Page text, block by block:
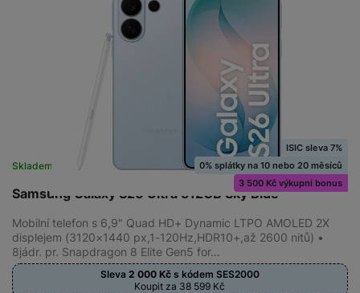
Samsung Galaxy S26 Ultra 512GB Sky Blue
Skladem na 8 prodejnách
ISIC sleva 7%
0% splátky na 10 nebo 20 měsíců
3 500 Kč výkupní bonus
Mobilní telefon s 6,9" Quad HD+ Dynamic LTPO AMOLED 2X
displejem (3120×1440 px,1-120Hz,HDR10+,až 2600 nitů) •
8jádr. pr. Snapdragon 8 Elite Gen5 for…
Sleva 2 000 Kčs kódem SES2000
Koupit za 38 599 Kč